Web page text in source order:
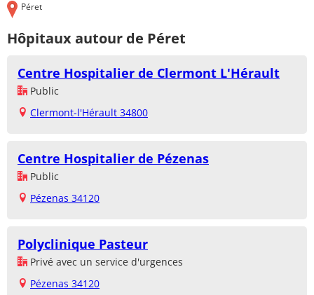
Péret
Hôpitaux autour de Péret
Centre Hospitalier de Clermont L'Hérault
Public
Clermont-l'Hérault 34800
Centre Hospitalier de Pézenas
Public
Pézenas 34120
Polyclinique Pasteur
Privé avec un service d'urgences
Pézenas 34120